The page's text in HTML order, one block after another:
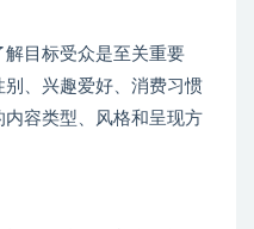
目标受众是至关重要
、兴趣爱好、消费习惯
容类型、风格和呈现方